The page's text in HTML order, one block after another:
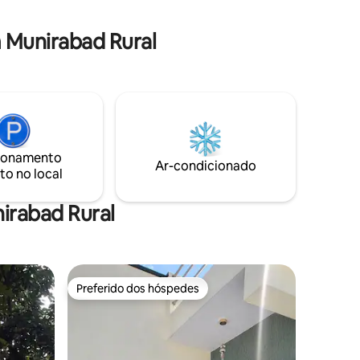
e
busca relaxamento e aventura! 🌸
Rural
no local
Ar-condicionado
Rural
Preferido dos hóspedes
Preferido dos hóspedes